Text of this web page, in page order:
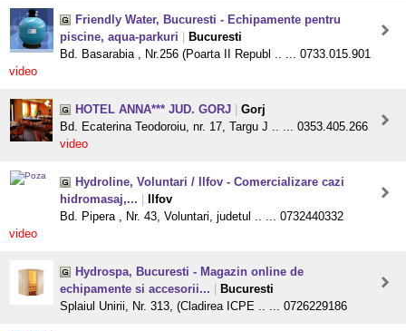
Friendly Water, Bucuresti - Echipamente pentru
piscine, aqua-parkuri
Bucuresti
Bd. Basarabia , Nr.256 (Poarta II Republ .. ... 0733.015.901
video
HOTEL ANNA*** JUD. GORJ
Gorj
Bd. Ecaterina Teodoroiu, nr. 17, Targu J .. ... 0353.405.266
video
Hydroline, Voluntari / Ilfov - Comercializare cazi
hidromasaj,...
Ilfov
Bd. Pipera , Nr. 43, Voluntari, judetul .. ... 0732440332
video
Hydrospa, Bucuresti - Magazin online de
echipamente si accesorii...
Bucuresti
Splaiul Unirii, Nr. 313, (Cladirea ICPE .. ... 0726229186